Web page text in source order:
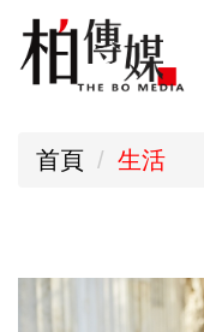
跳
到
首頁 生活